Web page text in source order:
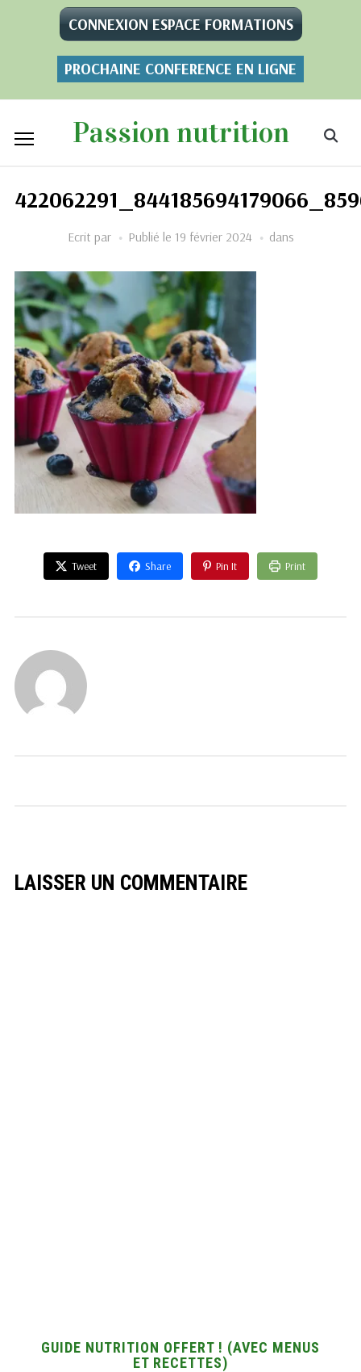
CONNEXION ESPACE FORMATIONS
PROCHAINE CONFERENCE EN LIGNE
Passion nutrition
Ecrit par Publié le 19 février 2024 dans
Tweet Share Pin It Print
LAISSER UN COMMENTAIRE
GUIDE NUTRITION OFFERT ! (AVEC MENUS
ET RECETTES)